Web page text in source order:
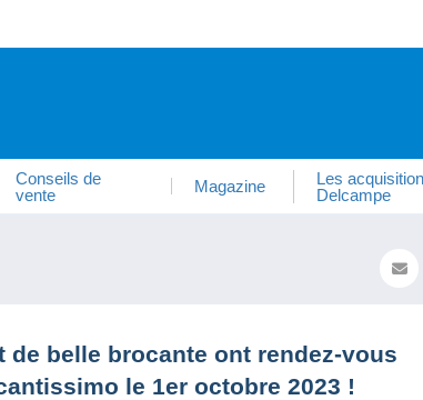
Conseils de
vente
Magazine
Les
Delcampe
belle brocante ont rendez-vous
le 1er octobre 2023 !